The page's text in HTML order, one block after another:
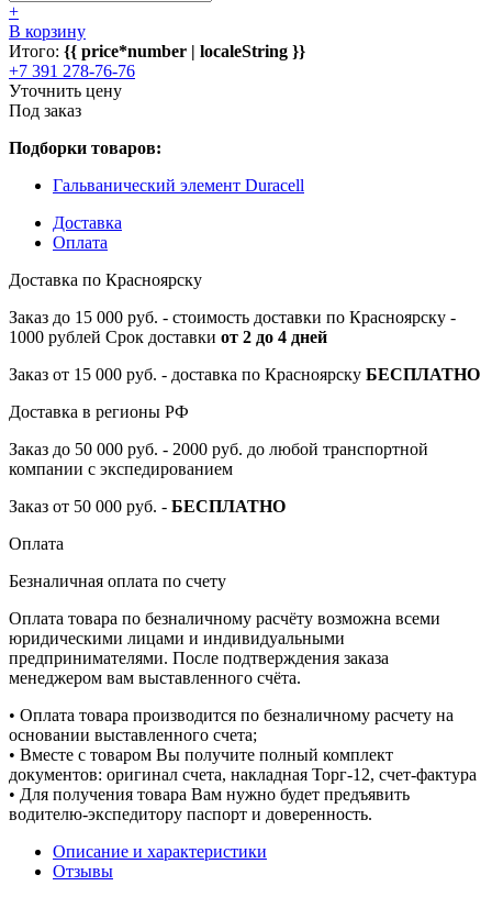
+
В корзину
Итого: {{ price*number | localeString }}
+7 391 278-76-76
Уточнить цену
Под заказ
Подборки товаров:
Гальванический элемент Duracell
Доставка
Оплата
Доставка по Красноярску
Заказ до 15 000 руб. - стоимость доставки по Красноярску -
1000 рублей Срок доставки от 2 до 4 дней
Заказ от 15 000 руб. - доставка по Красноярску БЕСПЛАТНО
Доставка в регионы РФ
Заказ до 50 000 руб. - 2000 руб. до любой транспортной
компании с экспедированием
Заказ от 50 000 руб. - БЕСПЛАТНО
Оплата
Безналичная оплата по счету
Оплата товара по безналичному расчёту возможна всеми
юридическими лицами и индивидуальными
предпринимателями. После подтверждения заказа
менеджером вам выставленного счёта.
• Оплата товара производится по безналичному расчету на
основании выставленного счета;
• Вместе с товаром Вы получите полный комплект
документов: оригинал счета, накладная Торг-12, счет-фактура
• Для получения товара Вам нужно будет предъявить
водителю-экспедитору паспорт и доверенность.
Описание и характеристики
Отзывы